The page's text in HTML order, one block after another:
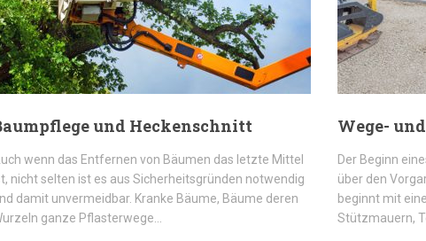
und Heckenschnitt
wenn das Entfernen von Bäumen das letzte Mittel
nicht selten ist es aus Sicherheitsgründen notwendig
damit unvermeidbar. Kranke Bäume, Bäume deren
ganze Pflasterwege…
Wege-
Der Beginn
über den
beginnt mit
Stützmauern,